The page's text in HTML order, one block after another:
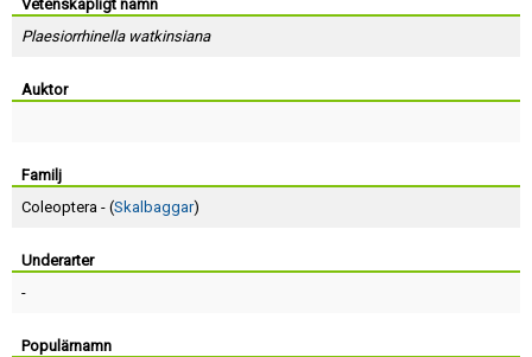
Vetenskapligt namn
Plaesiorrhinella watkinsiana
Auktor
Familj
Coleoptera - (Skalbaggar)
Underarter
-
Populärnamn